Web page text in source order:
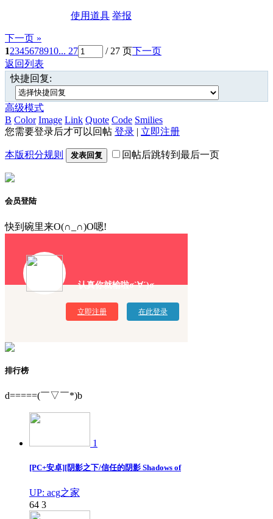
使用道具 举报
下一页 »
12345678910... 27 / 27 页下一页
返回列表
快捷回复:
高级模式
B Color Image Link Quote Code Smilies
您需要登录后才可以回帖 登录 | 立即注册
本版积分规则 发表回复 回帖后跳转到最后一页
会员登陆
快到碗里来O(∩_∩)O嗯!
认真你就输啦σ`∀´)σ
立即注册 在此登录
排行榜
d=====(￣▽￣*)b
1
[PC+安卓][阴影之下/信任的阴影 Shadows of
UP: acg之家
64 3